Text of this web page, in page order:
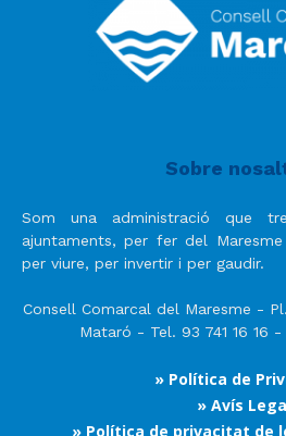
Sobre
Som una administració que
ajuntaments, per fer del
per viure, per invertir i per gaudir.
Consell Comarcal del Maresme -
Mataró - Tel. 93 741 16 16 -
» Política de
» Avís
» Política de privacitat de